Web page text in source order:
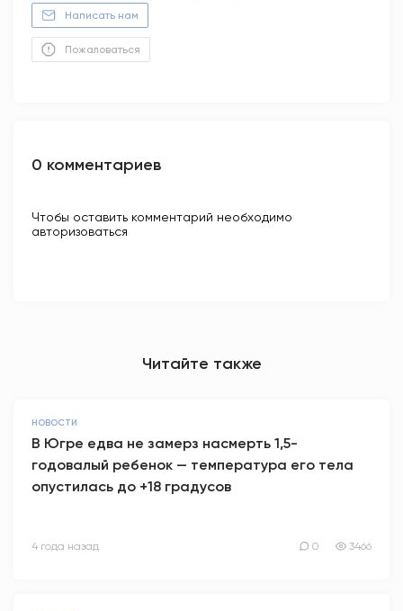
Написать нам
Пожаловаться
0 комментариев
Чтобы оставить комментарий необходимо
авторизоваться
Читайте также
НОВОСТИ
В Югре едва не замерз насмерть 1,5-
годовалый ребенок — температура его тела
опустилась до +18 градусов
4 года назад 0 3466